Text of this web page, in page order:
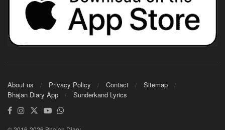
About us Privacy Policy Contact
Sitemap
Bhajan Diary App
Sunderkand Lyrics